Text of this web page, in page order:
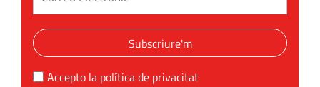
Subscriure'm
Accepto la política de privacitat